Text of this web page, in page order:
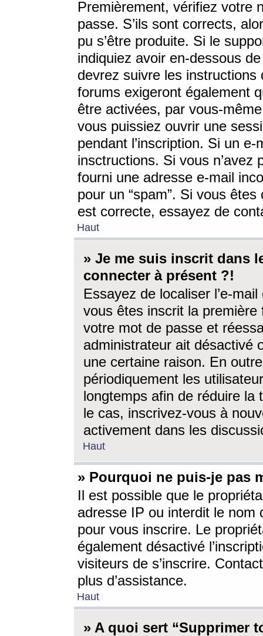
Premièrement, vérifiez votre
passe. S’ils sont corrects,
pu s’être produite. Si le
indiquiez avoir en-dessous
devrez suivre les
forums exigeront également
être activées, par vous-
vous puissiez ouvrir une
pendant l’inscription. Si un
insctructions. Si vous n’avez
fourni une adresse e-mail
pour un “spam”. Si vous
est correcte, essayez de
Haut
» Je me suis inscrit dans
connecter à présent ?!
Essayez de localiser l’e-
vous êtes inscrit la première
votre mot de passe et
administrateur ait désactivé
une certaine raison. En
périodiquement les
longtemps afin de réduire la
le cas, inscrivez-vous à
activement dans les
Haut
» Pourquoi ne puis-je pas
Il est possible que le
adresse IP ou interdit le nom
pour vous inscrire. Le
également désactivé
visiteurs de s’inscrire.
plus d’assistance.
Haut
» A quoi sert “Supprimer